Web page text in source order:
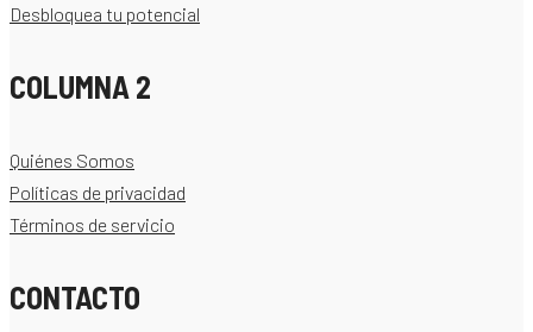
Desbloquea tu potencial
COLUMNA 2
Quiénes Somos
Políticas de privacidad
Términos de servicio
CONTACTO